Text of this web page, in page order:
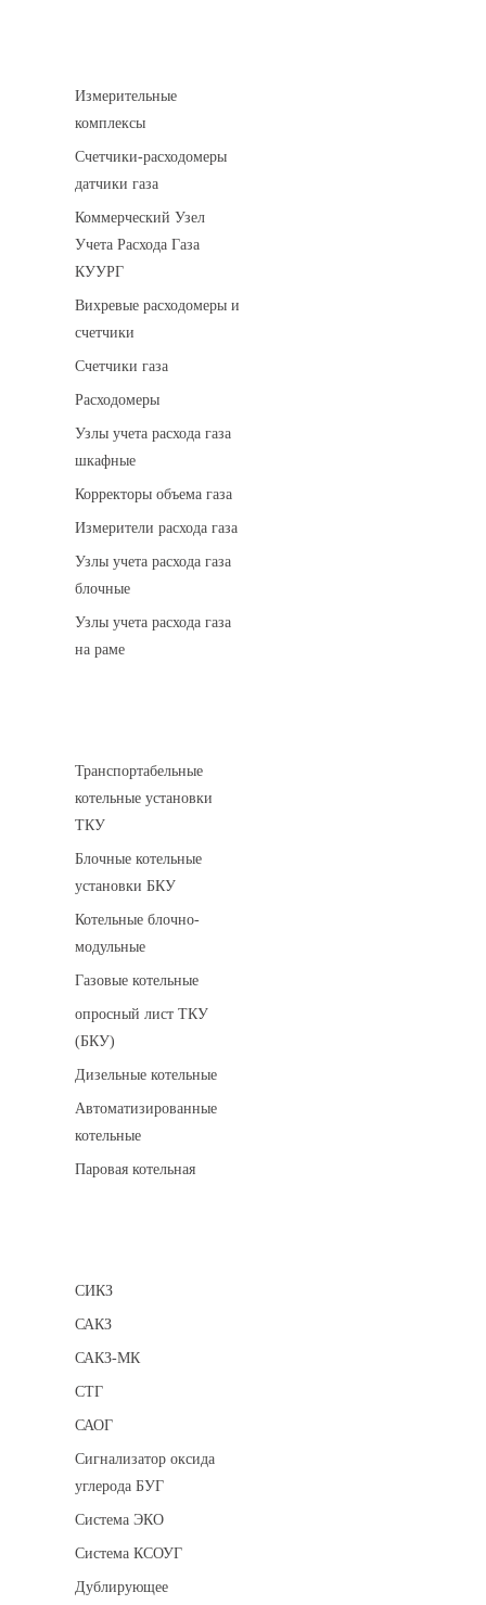
Измерительные
комплексы
Счетчики-расходомеры
датчики газа
Коммерческий Узел
Учета Расхода Газа
КУУРГ
Вихревые расходомеры и
счетчики
Счетчики газа
Расходомеры
Узлы учета расхода газа
шкафные
Корректоры объема газа
Измерители расхода газа
Узлы учета расхода газа
блочные
Узлы учета расхода газа
на раме
Транспортабельные
котельные установки
ТКУ
Блочные котельные
установки БКУ
Котельные блочно-
модульные
Газовые котельные
опросный лист ТКУ
(БКУ)
Дизельные котельные
Автоматизированные
котельные
Паровая котельная
СИКЗ
САКЗ
САКЗ-МК
СТГ
САОГ
Сигнализатор оксида
углерода БУГ
Система ЭКО
Система КСОУГ
Дублирующее